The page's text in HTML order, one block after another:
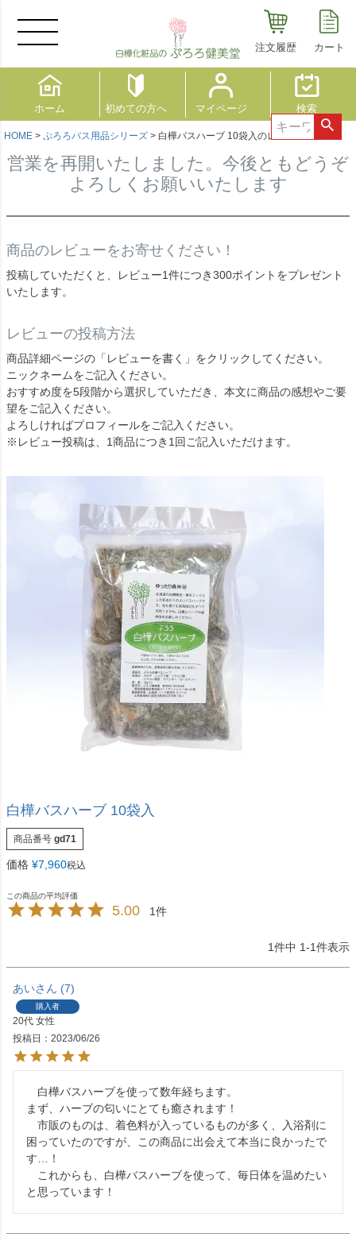
MENU 注文履歴 カート
ホーム 初めての方へ マイページ 検索
HOME ぷろろバス用品シリーズ 白樺バスハーブ 10袋入のレビュー
営業を再開いたしました。今後ともどうぞ
よろしくお願いいたします
商品のレビューをお寄せください！
投稿していただくと、レビュー1件につき300ポイントをプレゼント
いたします。
レビューの投稿方法
商品詳細ページの「レビューを書く」をクリックしてください。
ニックネームをご記入ください。
おすすめ度を5段階から選択していただき、本文に商品の感想やご要
望をご記入ください。
よろしければプロフィールをご記入ください。
※レビュー投稿は、1商品につき1回ご記入いただけます。
白樺バスハーブ 10袋入
商品番号 gd71
価格 ¥7,960税込
5.00 1
1件中 1-1件表示
あい 7
購入者
20代 女性
投稿日
2023/06/26
白樺バスハーブを使って数年経ちます。
まず、ハーブの匂いにとても癒されます！
市販のものは、着色料が入っているものが多く、入浴剤に
困っていたのですが、この商品に出会えて本当に良かったで
す…！
これからも、白樺バスハーブを使って、毎日体を温めたい
と思っています！